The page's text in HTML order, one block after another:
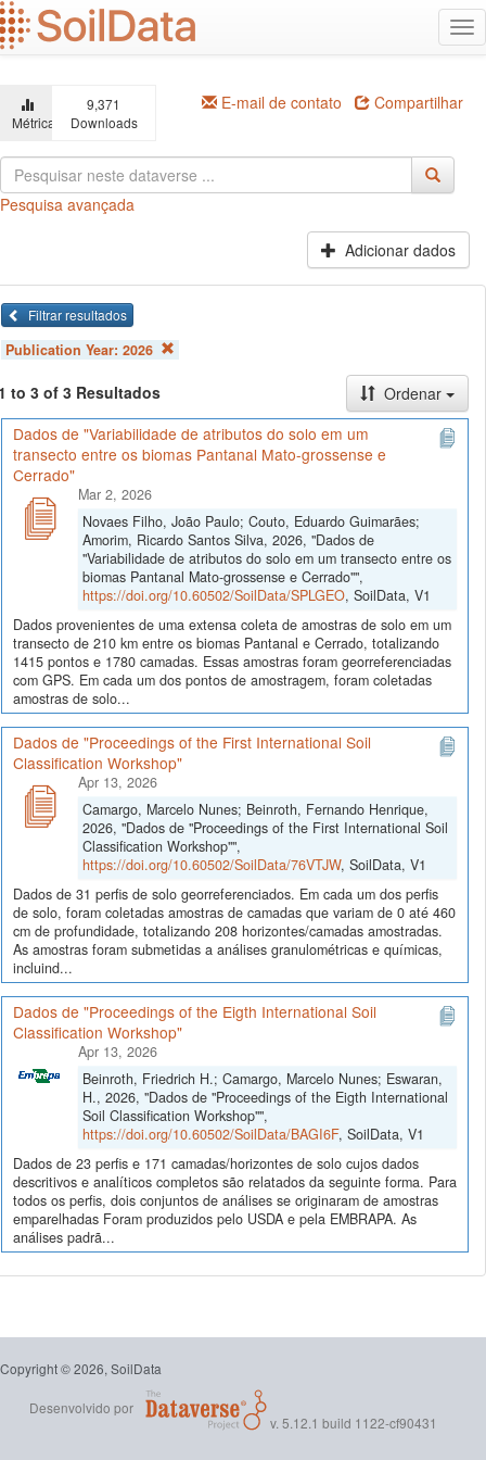
Ir
para
o
principal
Métricas
9,371
Downloads
E-mail de contato Compartilhar
Pesquisa avançada
Adicionar dados
Filtrar resultados
Publication Year: 2026
to 3 of 3 Resultados
Ordenar
Dados de "Variabilidade de atributos do solo em um
transecto entre os biomas Pantanal Mato-grossense e
Cerrado"
Mar 2, 2026
Novaes Filho, João Paulo; Couto, Eduardo Guimarães;
Amorim, Ricardo Santos Silva, 2026, "Dados de
"Variabilidade de atributos do solo em um transecto entre os
biomas Pantanal Mato-grossense e Cerrado"",
https://doi.org/10.60502/SoilData/SPLGEO, SoilData, V1
Dados provenientes de uma extensa coleta de amostras de solo em um
transecto de 210 km entre os biomas Pantanal e Cerrado, totalizando
1415 pontos e 1780 camadas. Essas amostras foram georreferenciadas
com GPS. Em cada um dos pontos de amostragem, foram coletadas
amostras de solo...
Dados de "Proceedings of the First International Soil
Classification Workshop"
Apr 13, 2026
Camargo, Marcelo Nunes; Beinroth, Fernando Henrique,
2026, "Dados de "Proceedings of the First International Soil
Classification Workshop"",
https://doi.org/10.60502/SoilData/76VTJW, SoilData, V1
Dados de 31 perfis de solo georreferenciados. Em cada um dos perfis
de solo, foram coletadas amostras de camadas que variam de 0 até 460
cm de profundidade, totalizando 208 horizontes/camadas amostradas.
As amostras foram submetidas a análises granulométricas e químicas,
incluind...
Dados de "Proceedings of the Eigth International Soil
Classification Workshop"
Apr 13, 2026
Beinroth, Friedrich H.; Camargo, Marcelo Nunes; Eswaran,
H., 2026, "Dados de "Proceedings of the Eigth International
Soil Classification Workshop"",
https://doi.org/10.60502/SoilData/BAGI6F, SoilData, V1
Dados de 23 perfis e 171 camadas/horizontes de solo cujos dados
descritivos e analíticos completos são relatados da seguinte forma. Para
todos os perfis, dois conjuntos de análises se originaram de amostras
emparelhadas Foram produzidos pelo USDA e pela EMBRAPA. As
análises padrã...
Copyright © 2026, SoilData
Desenvolvido por
v. 5.12.1 build 1122-cf90431